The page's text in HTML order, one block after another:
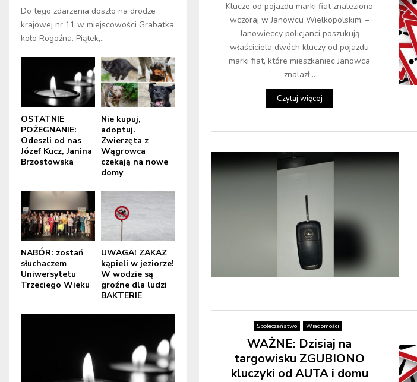
Klucze od pojazdu marki fiat znaleziono
wczoraj w Janowcu Wielkopolskim. –
Janowieccy policjanci poszukują
właściciela dwóch kluczy od pojazdu
marki fiat, które mieszkaniec Janowca
znalazł...
Czytaj więcej
Społeczeństwo Wiadomości
WAŻNE: Dzisiaj na
targowisku ZGUBIONO
kluczyki od AUTA i domu
Do tego zdarzenia doszło na drodze
krajowej nr 11 w miejscowości Grabatka
koło Rogoźna. Piątek,...
OSTATNIE
POŻEGNANIE:
Odeszli od nas
Józef Kucz, Janina
Brzostowska
Nie kupuj,
adoptuj.
Zwierzęta z
Wągrowca
czekają na nowe
domy
NABÓR: zostań
słuchaczem
Uniwersytetu
Trzeciego Wieku
UWAGA! ZAKAZ
kąpieli w jeziorze!
W wodzie są
groźne dla ludzi
BAKTERIE